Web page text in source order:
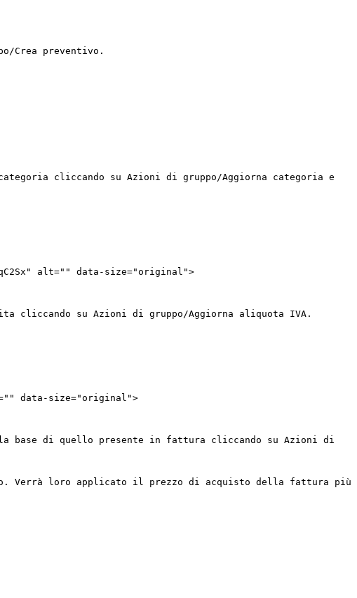
Crea preventivo.
cliccando su Azioni di gruppo/Aggiorna categoria e
alt="" data-size="original">
cliccando su Azioni di gruppo/Aggiorna aliquota IVA.
size="original">
base di quello presente in fattura cliccando su Azioni di
Verrà loro applicato il prezzo di acquisto della fattura più